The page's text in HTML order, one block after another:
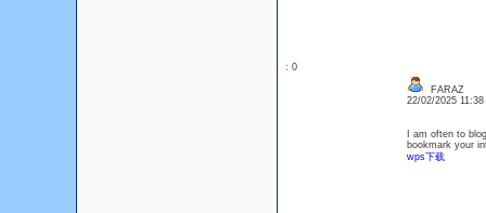
: 0
FARAZ
22/02/2025
I am often to
bookmark your
wps下载